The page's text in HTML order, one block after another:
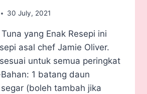
30 July, 2021
yang Enak Resepi ini
asal chef Jamie Oliver.
untuk semua peringkat
1 batang daun
(boleh tambah jika